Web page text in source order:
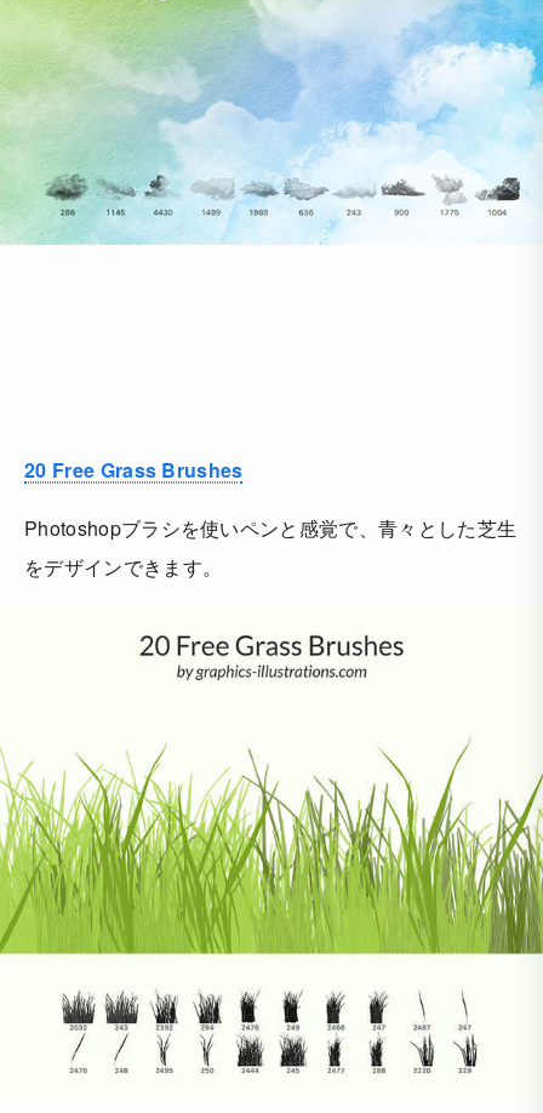
20 Free Grass Brushes
Photoshopブラシを使いペンと感覚で、青々とした芝生
をデザインできます。